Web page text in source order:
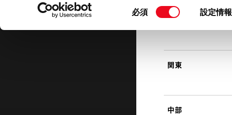
て」をご覧ください。
同
必須 設定情報
東北
関東
中部